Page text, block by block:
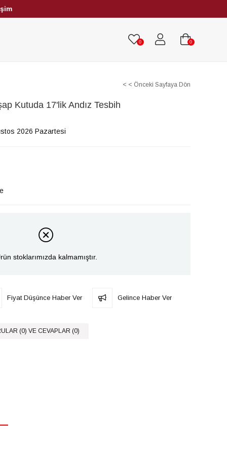
0 0
< < Önceki Sayfaya Dön
Kutuda 17'lik Andız Tesbih
2026 Pazartesi
stoklarımızda kalmamıştır.
Fiyat Düşünce Haber Ver Gelince Haber Ver
(0) VE CEVAPLAR (0)